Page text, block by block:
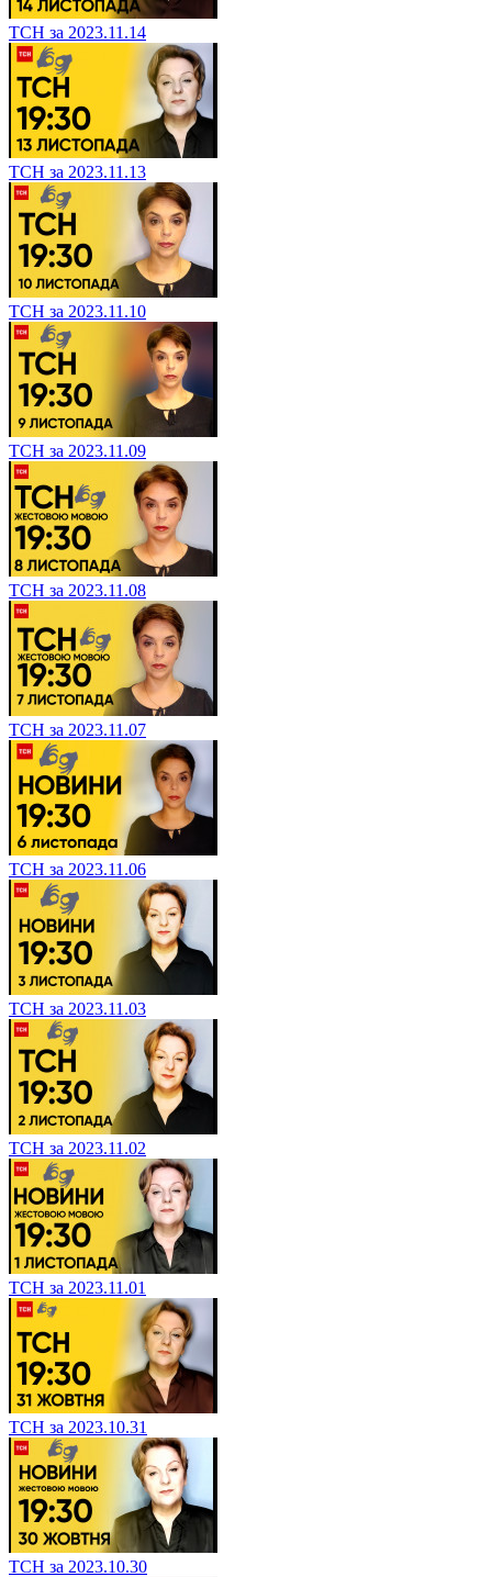
ТСН за 2023.11.14
ТСН за 2023.11.13
ТСН за 2023.11.10
ТСН за 2023.11.09
ТСН за 2023.11.08
ТСН за 2023.11.07
ТСН за 2023.11.06
ТСН за 2023.11.03
ТСН за 2023.11.02
ТСН за 2023.11.01
ТСН за 2023.10.31
ТСН за 2023.10.30